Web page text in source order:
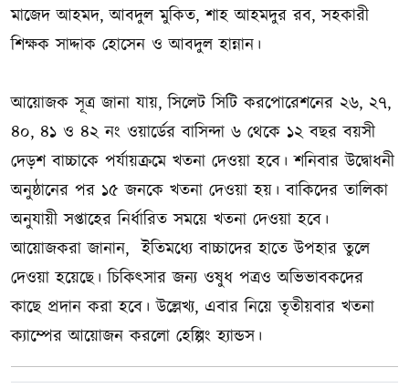
মাজেদ আহমদ, আবদুল মুকিত, শাহ আহমদুর রব, সহকারী
শিক্ষক সাদ্দাক হোসেন ও আবদুল হান্নান।
আয়োজক সূত্র জানা যায়, সিলেট সিটি করপোরেশনের ২৬, ২৭,
৪০, ৪১ ও ৪২ নং ওয়ার্ডের বাসিন্দা ৬ থেকে ১২ বছর বয়সী
দেড়শ বাচ্চাকে পর্যায়ক্রমে খতনা দেওয়া হবে। শনিবার উদ্বোধনী
অনুষ্ঠানের পর ১৫ জনকে খতনা দেওয়া হয়। বাকিদের তালিকা
অনুযায়ী সপ্তাহের নির্ধারিত সময়ে খতনা দেওয়া হবে।
আয়োজকরা জানান, ইতিমধ্যে বাচ্চাদের হাতে উপহার তুলে
দেওয়া হয়েছে। চিকিৎসার জন্য ওষুধ পত্রও অভিভাবকদের
কাছে প্রদান করা হবে। উল্লেখ্য, এবার নিয়ে তৃতীয়বার খতনা
ক্যাম্পের আয়োজন করলো হেল্পিং হ্যান্ডস।